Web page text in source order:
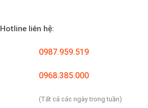
Hotline liên hệ:
0987.959.519
0968.385.000
(Tất cả các ngày trong tuần)